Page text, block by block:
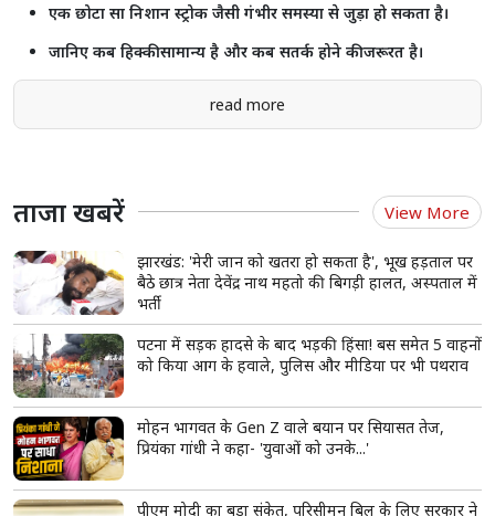
एक छोटा सा निशान स्ट्रोक जैसी गंभीर समस्या से जुड़ा हो सकता है।
जानिए कब हिक्की सामान्य है और कब सतर्क होने की जरूरत है।
read more
ताजा खबरें View More
झारखंड: 'मेरी जान को खतरा हो सकता है', भूख हड़ताल पर
बैठे छात्र नेता देवेंद्र नाथ महतो की बिगड़ी हालत, अस्पताल में
भर्ती
पटना में सड़क हादसे के बाद भड़की हिंसा! बस समेत 5 वाहनों
को किया आग के हवाले, पुलिस और मीडिया पर भी पथराव
मोहन भागवत के Gen Z वाले बयान पर सियासत तेज,
प्रियंका गांधी ने कहा- 'युवाओं को उनके...'
पीएम मोदी का बड़ा संकेत, परिसीमन बिल के लिए सरकार ने